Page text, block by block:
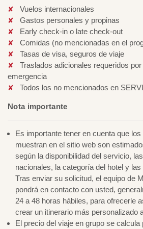
Vuelos internacionales
Gastos personales y propinas
Early check-in o late check-out
Comidas (no mencionadas en el
Tasas de visa, seguros de viaje
Traslados adicionales requeridos
emergencia
Todos los no mencionados en
Nota importante
Es importante tener en cuenta que
muestran en el sitio web son
según la disponibilidad del servicio,
nacionales, la categoría del hotel y
Tras enviar su solicitud, el equipo de
pondrá en contacto con usted,
24 a 48 horas hábiles, para ofrecerle
crear un itinerario más personalizado
El precio del viaje en grupo se